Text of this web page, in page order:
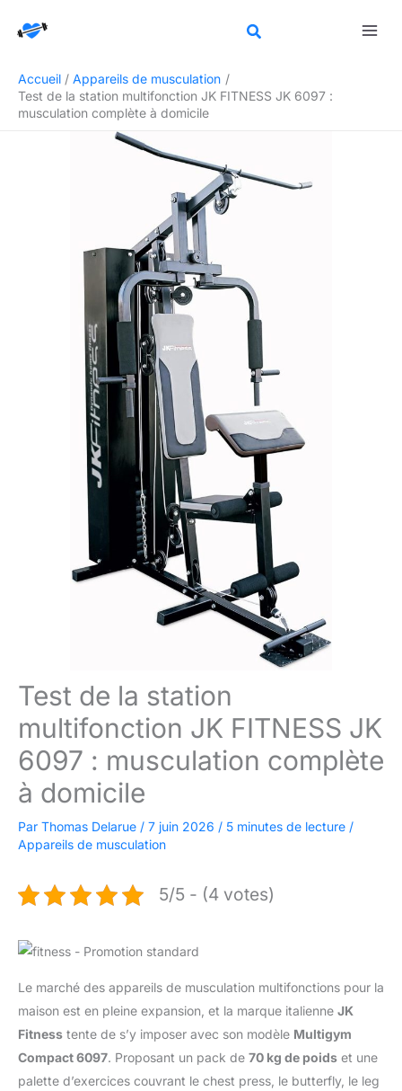
Accueil
Appareils de musculation
Test de la station multifonction JK FITNESS JK 6097 :
musculation complète à domicile
Test de la station
multifonction JK FITNESS JK
6097 : musculation complète
à domicile
Par Thomas Delarue / 7 juin 2026 / 5 minutes de lecture /
Appareils de musculation
5/5 - (4 votes)
Le marché des appareils de musculation multifonctions pour la
maison est en pleine expansion, et la marque italienne JK
Fitness tente de s’y imposer avec son modèle Multigym
Compact 6097. Proposant un pack de 70 kg de poids et une
palette d’exercices couvrant le chest press, le butterfly, le leg